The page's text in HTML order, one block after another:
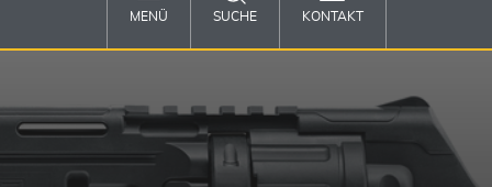
MENÜ SUCHE KONTAKT